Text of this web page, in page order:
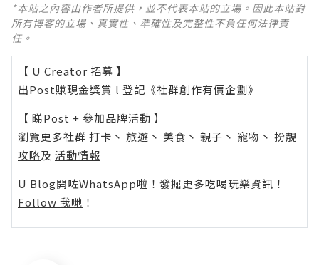
*本站之內容由作者所提供，並不代表本站的立場。因此本站對
所有博客的立場、真實性、準確性及完整性不負任何法律責
任。
【 U Creator 招募 】
出Post賺現金獎賞 l 登記《社群創作有價企劃》
【 睇Post + 參加品牌活動 】
瀏覽更多社群 打卡 丶 旅遊 丶 美食 丶 親子 丶 寵物 丶 扮靚
攻略及 活動情報
U Blog開咗WhatsApp啦！發掘更多吃喝玩樂資訊！
Follow 我哋 ！